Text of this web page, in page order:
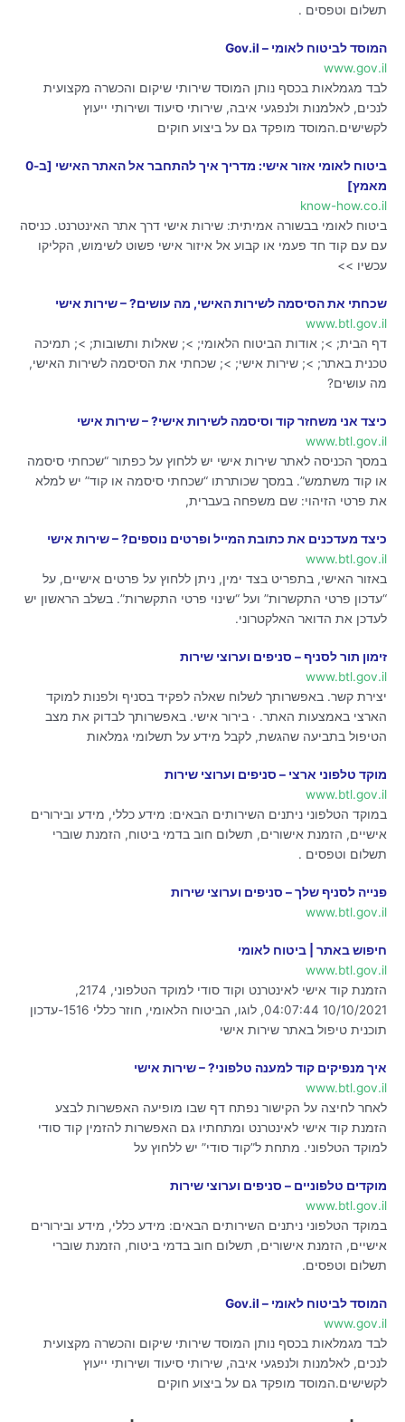
תשלום וטפסים .
המוסד לביטוח לאומי – Gov.il
www.gov.il
לבד מגמלאות בכסף נותן המוסד שירותי שיקום והכשרה מקצועית
לנכים, לאלמנות ולנפגעי איבה, שירותי סיעוד ושירותי ייעוץ
לקשישים.המוסד מופקד גם על ביצוע חוקים
ביטוח לאומי אזור אישי: מדריך איך להתחבר אל האתר האישי [ב-0
מאמץ]
know-how.co.il
ביטוח לאומי בבשורה אמיתית: שירות אישי דרך אתר האינטרנט. כניסה
עם עם קוד חד פעמי או קבוע אל איזור אישי פשוט לשימוש, הקליקו
עכשיו >>
שכחתי את הסיסמה לשירות האישי, מה עושים? – שירות אישי
www.btl.gov.il
דף הבית; >; אודות הביטוח הלאומי; >; שאלות ותשובות; >; תמיכה
טכנית באתר; >; שירות אישי; >; שכחתי את הסיסמה לשירות האישי,
מה עושים?
כיצד אני משחזר קוד וסיסמה לשירות אישי? – שירות אישי
www.btl.gov.il
במסך הכניסה לאתר שירות אישי יש ללחוץ על כפתור “שכחתי סיסמה
או קוד משתמש”. במסך שכותרתו “שכחתי סיסמה או קוד” יש למלא
את פרטי הזיהוי: שם משפחה בעברית,
כיצד מעדכנים את כתובת המייל ופרטים נוספים? – שירות אישי
www.btl.gov.il
באזור האישי, בתפריט בצד ימין, ניתן ללחוץ על פרטים אישיים, על
“עדכון פרטי התקשרות” ועל “שינוי פרטי התקשרות”. בשלב הראשון יש
לעדכן את הדואר האלקטרוני.
זימון תור לסניף – סניפים וערוצי שירות
www.btl.gov.il
יצירת קשר. באפשרותך לשלוח שאלה לפקיד בסניף ולפנות למוקד
הארצי באמצעות האתר. · בירור אישי. באפשרותך לבדוק את מצב
הטיפול בתביעה שהגשת, לקבל מידע על תשלומי גמלאות
מוקד טלפוני ארצי – סניפים וערוצי שירות
www.btl.gov.il
במוקד הטלפוני ניתנים השירותים הבאים: מידע כללי, מידע ובירורים
אישיים, הזמנת אישורים, תשלום חוב בדמי ביטוח, הזמנת שוברי
תשלום וטפסים .
פנייה לסניף שלך – סניפים וערוצי שירות
www.btl.gov.il
חיפוש באתר | ביטוח לאומי
www.btl.gov.il
הזמנת קוד אישי לאינטרנט וקוד סודי למוקד הטלפוני, 2174,
10/10/2021 04:07:44, לוגו, הביטוח הלאומי, חוזר כללי 1516-עדכון
תוכנית טיפול באתר שירות אישי
איך מנפיקים קוד למענה טלפוני? – שירות אישי
www.btl.gov.il
לאחר לחיצה על הקישור נפתח דף שבו מופיעה האפשרות לבצע
הזמנת קוד אישי לאינטרנט ומתחתיו גם האפשרות להזמין קוד סודי
למוקד הטלפוני. מתחת ל”קוד סודי” יש ללחוץ על
מוקדים טלפוניים – סניפים וערוצי שירות
www.btl.gov.il
במוקד הטלפוני ניתנים השירותים הבאים: מידע כללי, מידע ובירורים
אישיים, הזמנת אישורים, תשלום חוב בדמי ביטוח, הזמנת שוברי
תשלום וטפסים.
המוסד לביטוח לאומי – Gov.il
www.gov.il
לבד מגמלאות בכסף נותן המוסד שירותי שיקום והכשרה מקצועית
לנכים, לאלמנות ולנפגעי איבה, שירותי סיעוד ושירותי ייעוץ
לקשישים.המוסד מופקד גם על ביצוע חוקים